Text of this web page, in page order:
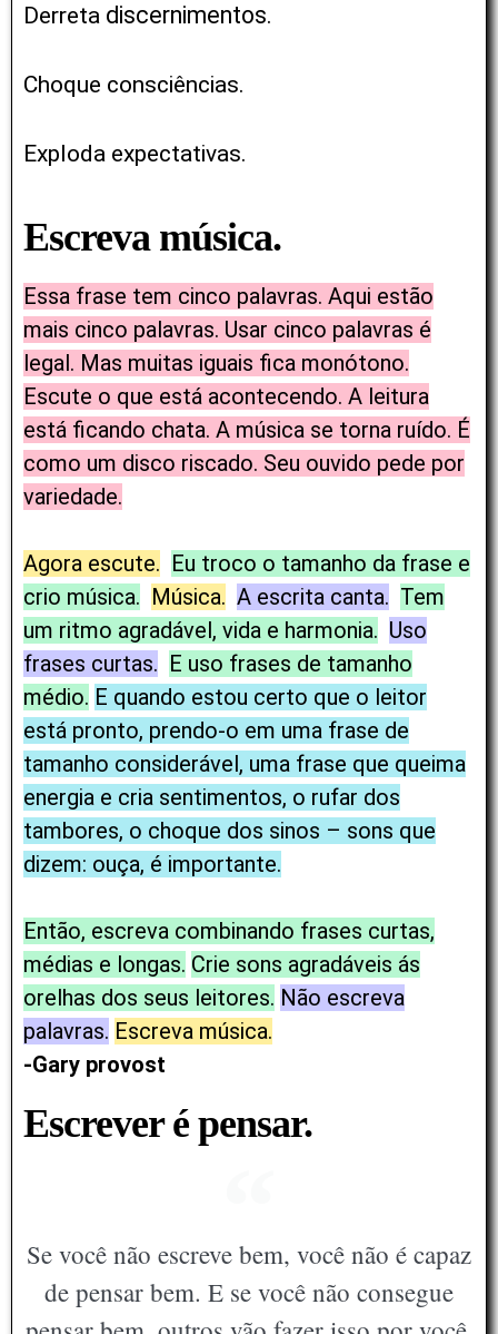
Derreta discernimentos.
Choque consciências.
Exploda expectativas.
Escreva música.
Essa frase tem cinco palavras. Aqui estão
mais cinco palavras. Usar cinco palavras é
legal. Mas muitas iguais fica monótono.
Escute o que está acontecendo. A leitura
está ficando chata. A música se torna ruído. É
como um disco riscado. Seu ouvido pede por
variedade.
Agora escute. Eu troco o tamanho da frase e
crio música. Música. A escrita canta. Tem
um ritmo agradável, vida e harmonia. Uso
frases curtas. E uso frases de tamanho
médio. E quando estou certo que o leitor
está pronto, prendo-o em uma frase de
tamanho considerável, uma frase que queima
energia e cria sentimentos, o rufar dos
tambores, o choque dos sinos – sons que
dizem: ouça, é importante.
Então, escreva combinando frases curtas,
médias e longas. Crie sons agradáveis ás
orelhas dos seus leitores. Não escreva
palavras. Escreva música.
-Gary provost
Escrever é pensar.
Se você não escreve bem, você não é capaz
de pensar bem. E se você não consegue